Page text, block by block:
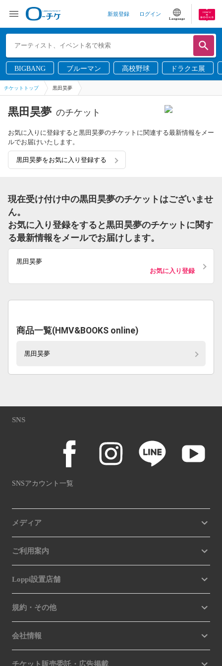
新規登録 ログイン
Language
BIGBANG ブルーマン 高校野球 ドラクエ展
チケットトップ 黒田昊夢
黒田昊夢 のチケット
お気に入りに登録すると黒田昊夢のチケットに関連する最新情報をメー
ルでお届けいたします。
黒田昊夢をお気に入り登録する
現在受け付け中の黒田昊夢のチケットはございませ
ん。
お気に入り登録をすると黒田昊夢のチケットに関す
る最新情報をメールでお届けします。
黒田昊夢
お気に入り登録
商品一覧(HMV&BOOKS online)
黒田昊夢
SNS
SNSアカウント一覧
メディア
ご利用案内
Loppi設置店舗
規約・その他
会社情報
チケット販売委託・広告掲載